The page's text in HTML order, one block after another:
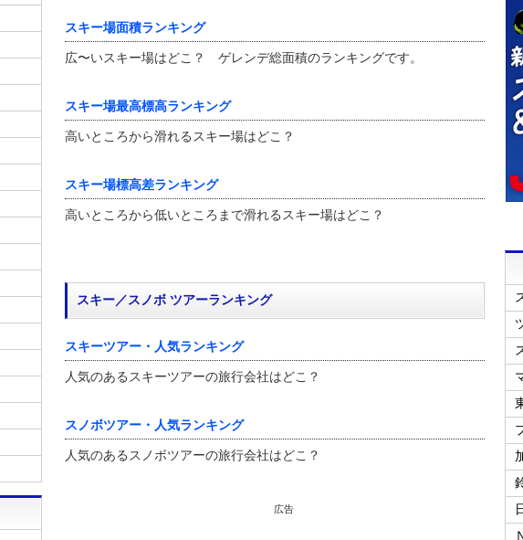
スキー場面積ランキング
広〜いスキー場はどこ？ ゲレンデ総面積のランキングです。
スキー場最高標高ランキング
高いところから滑れるスキー場はどこ？
スキー場標高差ランキング
高いところから低いところまで滑れるスキー場はどこ？
スキー／スノボ ツアーランキング
スキーツアー・人気ランキング
人気のあるスキーツアーの旅行会社はどこ？
スノボツアー・人気ランキング
人気のあるスノボツアーの旅行会社はどこ？
広告